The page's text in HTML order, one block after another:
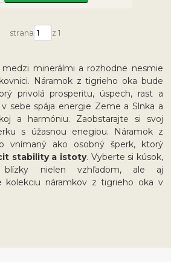
strana z 1
minerálmi a rozhodne nesmie
Náramok z tigrieho oka bude
privolá prosperitu, úspech, rast a
sebe spája energie Zeme a Slnka a
a harmóniu. Zaobstarajte si svoj
s úžasnou enegiou. Náramok z
vnímaný ako osobný šperk, ktorý
stability a istoty. Vyberte si kúsok,
nielen vzhľadom, ale aj
kolekciu náramkov z tigrieho oka v